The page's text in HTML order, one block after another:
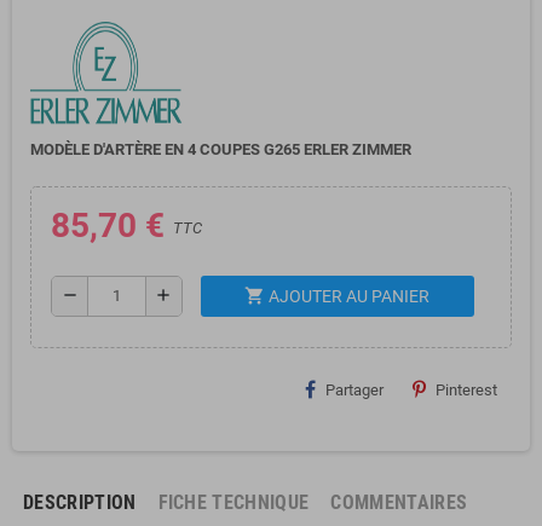
MODÈLE D'ARTÈRE EN 4 COUPES G265 ERLER ZIMMER
85,70 € TTC
remove add shopping_cart AJOUTER AU PANIER
Partager Pinterest
DESCRIPTION FICHE TECHNIQUE COMMENTAIRES